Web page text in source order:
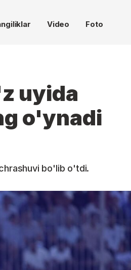
Video Foto
uyida
o'ynadi
bo'lib o'tdi.